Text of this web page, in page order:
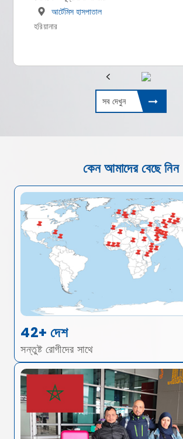
নতুন দিল্লি , দিল্লি
সব দেখুন
কেন আমাদের বেছে নিন
42+ দেশ
সন্তুষ্ট রোগীদের সাথে